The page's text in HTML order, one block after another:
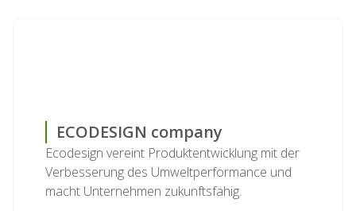
ECODESIGN company
Ecodesign vereint Produktentwicklung mit der
Verbesserung des Umweltperformance und
macht Unternehmen zukunftsfähig.